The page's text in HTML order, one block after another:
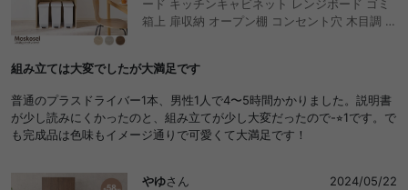
ード キッチンキャビネット レンジボード ゴミ
箱上 扉収納 オープン棚 コンセント穴 木目調 電
収納 ラック オープンラック
組み立ては大変でしたが大満足です
普通のプラスドライバー1本、男性1人で4〜5時間かかりました。説明書
が少し読みにくかったのと、組み立てが少し大変だったので-⭐︎1です。で
も完成品は色味もイメージ通りで可愛くて大満足です！
やゆさん
2024/05/22